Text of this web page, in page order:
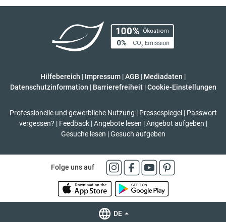
Hilfebereich | Impressum |AGB | Mediadaten |
Datenschutzinformation | Barrierefreiheit | Cookie-Einstellungen
Professionelle und gewerbliche Nutzung | Pressespiegel | Passwort
vergessen? | Feedback | Angebote lesen | Angebot aufgeben |
Gesuche lesen | Gesuch aufgeben
Folge uns auf
DE